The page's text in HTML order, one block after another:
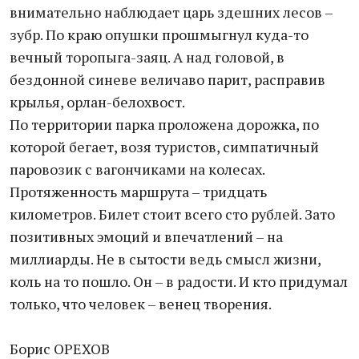
внимательно наблюдает царь здешних лесов –
зубр. По краю опушки прошмыгнул куда-то
вечный торопыга-заяц. А над головой, в
бездонной синеве величаво парит, расправив
крылья, орлан-белохвост.
По территории парка проложена дорожка, по
которой бегает, возя туристов, симпатичный
паровозик с вагончиками на колесах.
Протяженность маршрута – тридцать
километров. Билет стоит всего сто рублей. Зато
позитивных эмоций и впечатлений – на
миллиарды. Не в сытости ведь смысл жизни,
коль на то пошло. Он – в радости. И кто придумал
только, что человек – венец творения.
Борис ОРЕХОВ